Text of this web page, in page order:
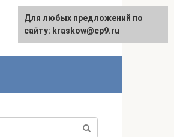
Для любых предложений по
сайту: kraskow@cp9.ru